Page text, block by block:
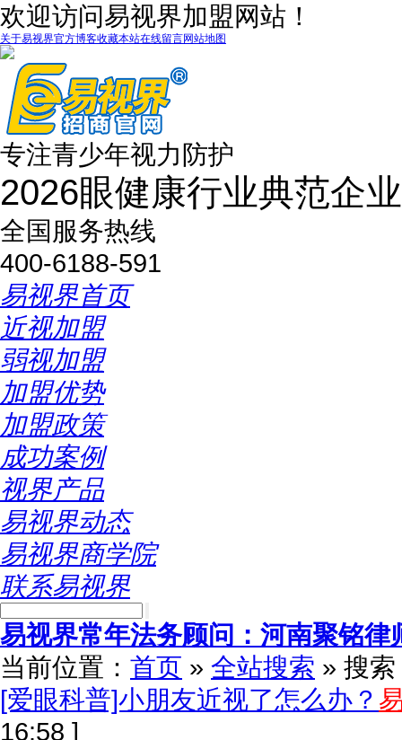
欢迎访问易视界加盟网站！
关于易视界官方博客收藏本站在线留言网站地图
专注青少年视力防护
2026眼健康行业典范企业
全国服务热线
400-6188-591
易视界首页
近视加盟
弱视加盟
加盟优势
加盟政策
成功案例
视界产品
易视界动态
易视界商学院
联系易视界
易视界常年法务顾问：河南聚铭律
当前位置： 首页 » 全站搜索 » 搜
[爱眼科普]小朋友近视了怎么办？
16:58 ]